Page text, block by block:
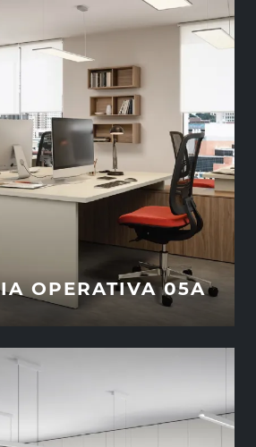
OPERATIVA 05A